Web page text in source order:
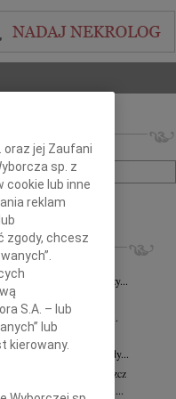
ogłoszenia:
zaawansowane
wraz z Rodziną wyrazy...
oraz Jej Najbliższym...
Członkini Rady...
Bydgoszcz
żegnamy prof. dr. hab....
oraz jej Zaufani
sp. z
cookie lub inne
reklam
zgody, chcesz
S.A. – lub
lub
kierowany.